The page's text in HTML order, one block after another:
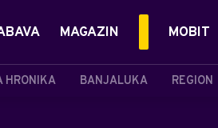
HRONIKA BANJALUKA REGION
MAGAZIN MOBIT